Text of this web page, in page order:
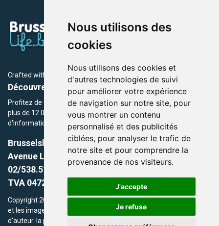
Nous utilisons des
cookies
Nous utilisons des cookies et
d'autres technologies de suivi
pour améliorer votre expérience
de navigation sur notre site, pour
vous montrer un contenu
personnalisé et des publicités
ciblées, pour analyser le trafic de
notre site et pour comprendre la
provenance de nos visiteurs.
J'accepte
Je refuse
Crafted with by Brusselslife Team
Découvrez plus de 12 000 adresses et événements
Profitez de toutes les sections de BrusselsLife.be et découvrez
plus de 12 000 adresses et un grand choix d'événements,
d'informations et de conseils et astuces de notre écriture.
Brusselslife.be
Avenue Louise, 500 -1050 Ixelles, Brussels,
02/538.51.49.
TVA 0472.281.221
Copyright 2026 © Brusselslife.be Tous droits réservés. Le contenu
et les images utilisés sur ce site sont protégés par le droit
d'auteur. la propriétaires respectifs.